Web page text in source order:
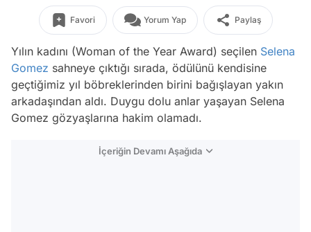
Favori Yorum Yap Paylaş
Yılın kadını (Woman of the Year Award) seçilen Selena
Gomez sahneye çıktığı sırada, ödülünü kendisine
geçtiğimiz yıl böbreklerinden birini bağışlayan yakın
arkadaşından aldı. Duygu dolu anlar yaşayan Selena
Gomez gözyaşlarına hakim olamadı.
İçeriğin Devamı Aşağıda